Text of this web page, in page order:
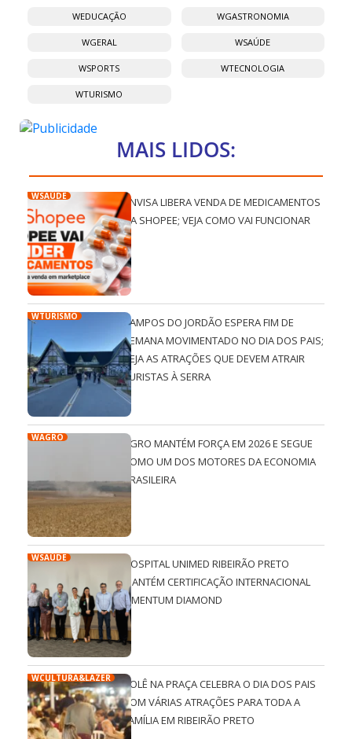
WEDUCAÇÃO WGASTRONOMIA
WGERAL WSAÚDE
WSPORTS WTECNOLOGIA
WTURISMO
MAIS LIDOS:
WSAÚDE
ANVISA LIBERA VENDA DE MEDICAMENTOS
NA SHOPEE; VEJA COMO VAI FUNCIONAR
WTURISMO
CAMPOS DO JORDÃO ESPERA FIM DE
SEMANA MOVIMENTADO NO DIA DOS PAIS;
VEJA AS ATRAÇÕES QUE DEVEM ATRAIR
TURISTAS À SERRA
WAGRO
AGRO MANTÉM FORÇA EM 2026 E SEGUE
COMO UM DOS MOTORES DA ECONOMIA
BRASILEIRA
WSAÚDE
HOSPITAL UNIMED RIBEIRÃO PRETO
MANTÉM CERTIFICAÇÃO INTERNACIONAL
QMENTUM DIAMOND
WCULTURA&LAZER
ROLÊ NA PRAÇA CELEBRA O DIA DOS PAIS
COM VÁRIAS ATRAÇÕES PARA TODA A
FAMÍLIA EM RIBEIRÃO PRETO